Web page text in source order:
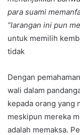
para suami
“larangan ini pun
untuk memilih
tidak
Dengan
wali dalam
kepada orang yang
meskipun mereka
adalah memaksa.